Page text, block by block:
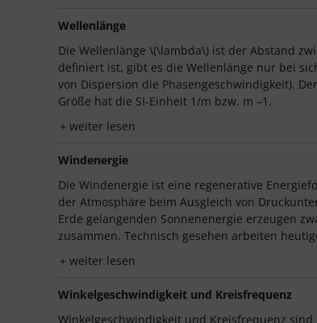
Wellenlänge
Die Wellenlänge \(\lambda\) ist der Abstand
definiert ist, gibt es die Wellenlänge nur bei
von Dispersion die Phasengeschwindigkeit).
Größe hat die SI-Einheit 1/m bzw. m –1.
weiter lesen
Windenergie
Die Windenergie ist eine regenerative
der Atmosphäre beim Ausgleich von
Erde gelangenden Sonnenenergie erzeugen
zusammen. Technisch gesehen arbeiten
weiter lesen
Winkelgeschwindigkeit und Kreisfrequenz
Winkelgeschwindigkeit und Kreisfrequenz